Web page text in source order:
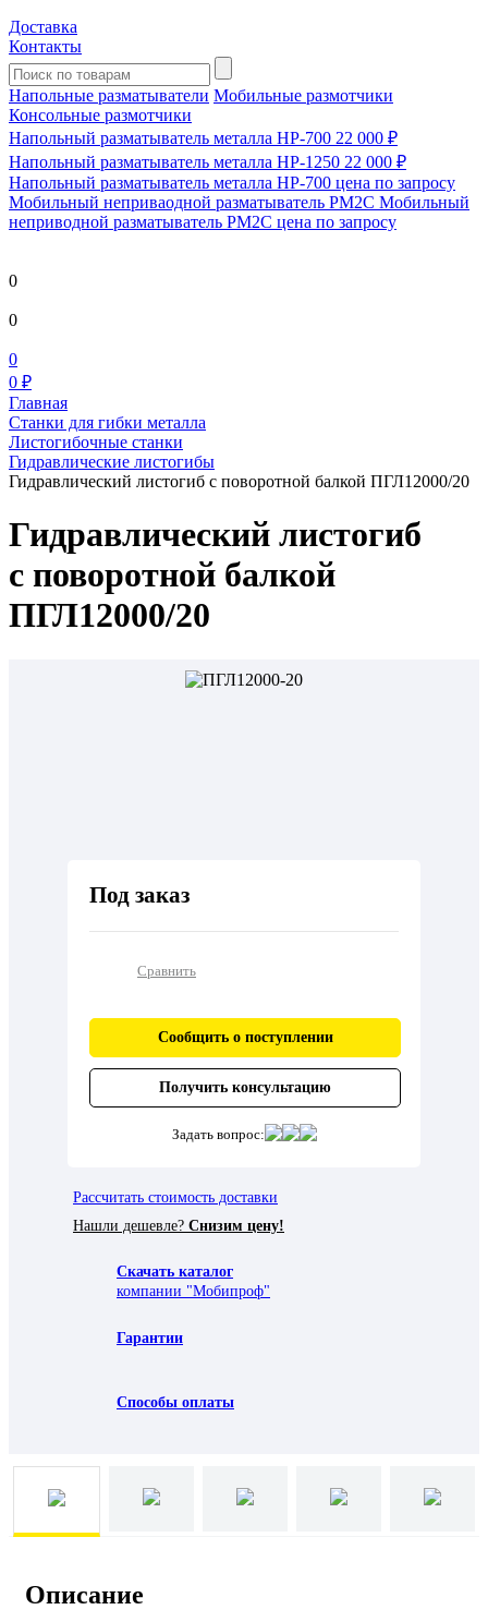
Доставка
Контакты
Напольные разматыватели Мобильные размотчики
Консольные размотчики
Напольный разматыватель металла HP-700 22 000 ₽
Напольный разматыватель металла HP-1250 22 000 ₽
Напольный разматыватель металла HP-700 цена по запросу
Мобильный непривaодной разматыватель РМ2С Мобильный
неприводной разматыватель РМ2С цена по запросу
0
0
0
0 ₽
Главная
Станки для гибки металла
Листогибочные станки
Гидравлические листогибы
Гидравлический листогиб с поворотной балкой ПГЛ12000/20
Гидравлический листогиб
с поворотной балкой
ПГЛ12000/20
Под заказ
Сравнить
Сообщить о поступлении
Получить консультацию
Задать вопрос:
Рассчитать стоимость доставки
Нашли дешевле? Снизим цену!
Скачать каталог
компании "Мобипроф"
Гарантии
Способы оплаты
Описание